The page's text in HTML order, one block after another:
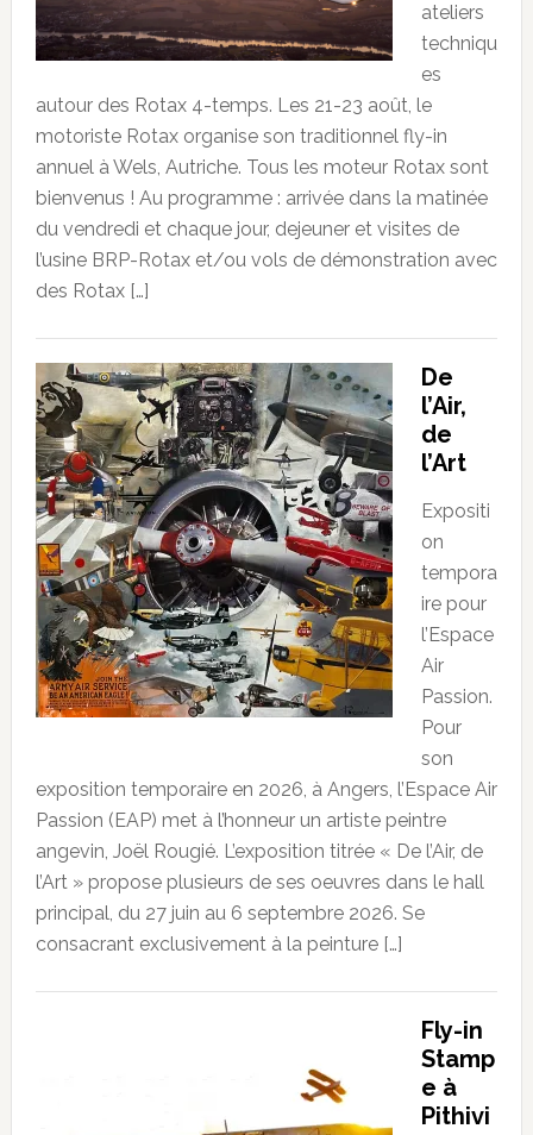
ateliers
techniqu
es
autour des Rotax 4-temps. Les 21-23 août, le
motoriste Rotax organise son traditionnel fly-in
annuel à Wels, Autriche. Tous les moteur Rotax sont
bienvenus ! Au programme : arrivée dans la matinée
du vendredi et chaque jour, dejeuner et visites de
l’usine BRP-Rotax et/ou vols de démonstration avec
des Rotax […]
De
l’Air,
de
l’Art
Expositi
on
tempora
ire pour
l’Espace
Air
Passion.
Pour
son
exposition temporaire en 2026, à Angers, l’Espace Air
Passion (EAP) met à l’honneur un artiste peintre
angevin, Joël Rougié. L’exposition titrée « De l’Air, de
l’Art » propose plusieurs de ses oeuvres dans le hall
principal, du 27 juin au 6 septembre 2026. Se
consacrant exclusivement à la peinture […]
Fly-in
Stamp
e à
Pithivi